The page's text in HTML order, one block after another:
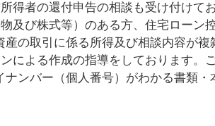
得者の還付申告の相談も受け付けてお
及び株式等）のある方、住宅ローン
の取引に係る所得及び相談内容が複
による作成の指導をしております。
ンバー（個人番号）がわかる書類・